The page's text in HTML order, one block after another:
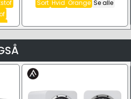
Sort Hvid Orange Se alle